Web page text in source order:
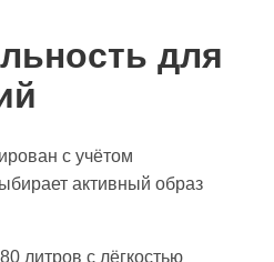
для
с учётом
активный образ
литров с лёгкостью